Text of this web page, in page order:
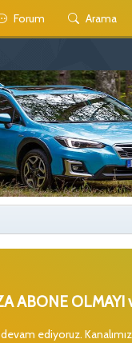
Forum Arama
ABONE
devam ediyoruz.